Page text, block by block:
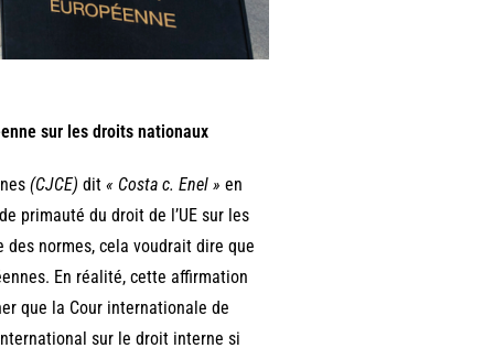
sur les droits nationaux
(CJCE) dit « Costa c. Enel » en
primauté du droit de l’UE sur les
normes, cela voudrait dire que
En réalité, cette affirmation
que la Cour internationale de
sur le droit interne si